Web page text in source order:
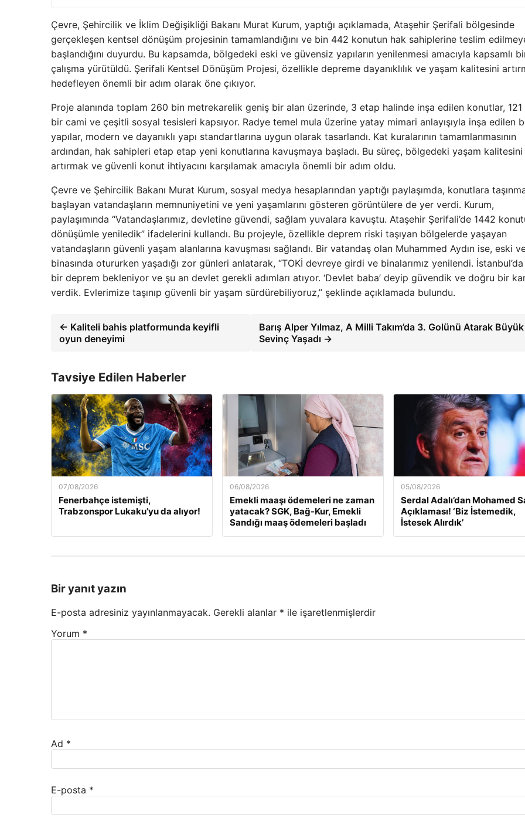
Çevre, Şehircilik ve İklim Değişikliği Bakanı Murat Kurum, yaptığı açıklamada, Ataşehir Şerifali bölgesinde
gerçekleşen kentsel dönüşüm projesinin tamamlandığını ve bin 442 konutun hak sahiplerine teslim
başlandığını duyurdu. Bu kapsamda, bölgedeki eski ve güvensiz yapıların yenilenmesi amacıyla kapsamlı
çalışma yürütüldü. Şerifali Kentsel Dönüşüm Projesi, özellikle depreme dayanıklılık ve yaşam kalitesini
hedefleyen önemli bir adım olarak öne çıkıyor.
Proje alanında toplam 260 bin metrekarelik geniş bir alan üzerinde, 3 etap halinde inşa edilen konutlar, 121
bir cami ve çeşitli sosyal tesisleri kapsıyor. Radye temel mula üzerine yatay mimari anlayışıyla inşa edilen
yapılar, modern ve dayanıklı yapı standartlarına uygun olarak tasarlandı. Kat kuralarının tamamlanmasının
ardından, hak sahipleri etap etap yeni konutlarına kavuşmaya başladı. Bu süreç, bölgedeki yaşam kalitesini
artırmak ve güvenli konut ihtiyacını karşılamak amacıyla önemli bir adım oldu.
Çevre ve Şehircilik Bakanı Murat Kurum, sosyal medya hesaplarından yaptığı paylaşımda, konutlara
başlayan vatandaşların memnuniyetini ve yeni yaşamlarını gösteren görüntülere de yer verdi. Kurum,
paylaşımında “Vatandaşlarımız, devletine güvendi, sağlam yuvalara kavuştu. Ataşehir Şerifali’de 1442
dönüşümle yeniledik” ifadelerini kullandı. Bu projeyle, özellikle deprem riski taşıyan bölgelerde yaşayan
vatandaşların güvenli yaşam alanlarına kavuşması sağlandı. Bir vatandaş olan Muhammed Aydın ise, eski
binasında otururken yaşadığı zor günleri anlatarak, “TOKİ devreye girdi ve binalarımız yenilendi.
bir deprem bekleniyor ve şu an devlet gerekli adımları atıyor. ‘Devlet baba’ deyip güvendik ve doğru bir
verdik. Evlerimize taşınıp güvenli bir yaşam sürdürebiliyoruz,” şeklinde açıklamada bulundu.
← Kaliteli bahis platformunda keyifli
oyun deneyimi
Barış Alper Yılmaz, A Milli Takım’da 3. Golünü Atarak
Sevinç Yaşadı →
Tavsiye Edilen Haberler
07/08/2026
Fenerbahçe istemişti,
Trabzonspor Lukaku’yu da alıyor!
06/08/2026
Emekli maaşı ödemeleri ne zaman
yatacak? SGK, Bağ-Kur, Emekli
Sandığı maaş ödemeleri başladı
05/08/2026
Serdal Adalı’dan Mohamed
Açıklaması! ‘Biz İstemedik,
İstesek Alırdık’
Bir yanıt yazın
E-posta adresiniz yayınlanmayacak. Gerekli alanlar * ile işaretlenmişlerdir
Yorum *
Ad *
E-posta *